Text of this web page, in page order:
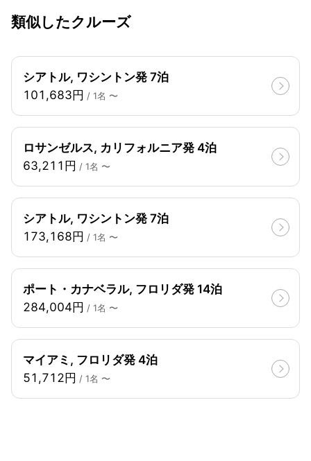
類似したクルーズ
シアトル, ワシントン発 7泊
101,683円 / 1名 〜
ロサンゼルス, カリフォルニア発 4泊
63,211円 / 1名 〜
シアトル, ワシントン発 7泊
173,168円 / 1名 〜
ポート・カナベラル, フロリダ発 14泊
284,004円 / 1名 〜
マイアミ, フロリダ発 4泊
51,712円 / 1名 〜